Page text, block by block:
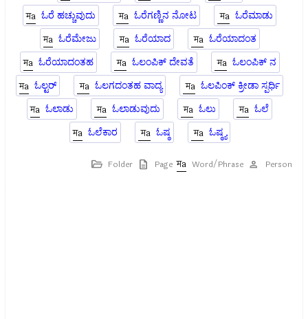
ಓರೆ ಹಚ್ಚುವುದು
ಓರೆಗಣ್ಣಿನ ನೋಟ
ಓರೆಮಾಡು
ಓರೆಮೇಜು
ಓರೆಯಾದ
ಓರೆಯಾದಂತ
ಓರೆಯಾದಂತಹ
ಓಲಂಪಿಕ್ ದೇವತೆ
ಓಲಂಪಿಕ್ ನ
ಓಲ್ಟರ್
ಓಲಗದಂತಹ ವಾದ್ಯ
ಓಲಪಿಂಕ್ ಕ್ರೀಡಾ ಸ್ಪರ್ಧಿ
ಓಲಾಡು
ಓಲಾಡುವುದು ಓಲು
ಓಲೆ
ಓಲೆಕಾರ
ಓಷ್ಠ ಓಷ್ಠ್ಯ
Folder Page Word/Phrase Person